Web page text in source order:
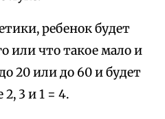
ребенок будет
или что такое мало и
20 или до 60 и будет
3 и 1 = 4.